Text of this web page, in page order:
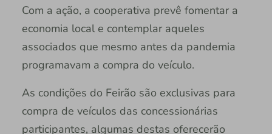
Com a ação, a cooperativa prevê fomentar a
economia local e contemplar aqueles
associados que mesmo antes da pandemia
programavam a compra do veículo.
As condições do Feirão são exclusivas para
compra de veículos das concessionárias
participantes, algumas destas oferecerão